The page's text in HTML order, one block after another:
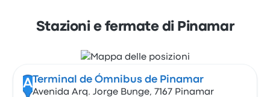
Stazioni e fermate di Pinamar
ATerminal de Ómnibus de Pinamar
Avenida Arq. Jorge Bunge, 7167 Pinamar